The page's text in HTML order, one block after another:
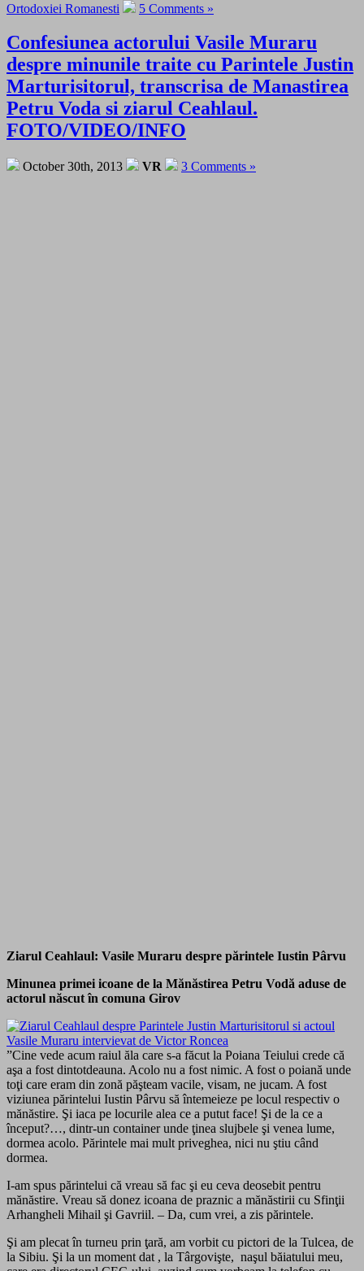
Ortodoxiei Romanesti
5 Comments »
Confesiunea actorului Vasile Muraru
despre minunile traite cu Parintele Justin
Marturisitorul, transcrisa de Manastirea
Petru Voda si ziarul Ceahlaul.
FOTO/VIDEO/INFO
October 30th, 2013 VR 3 Comments »
Ziarul Ceahlaul: Vasile Muraru despre părintele Iustin Pârvu
Minunea primei icoane de la Mănăstirea Petru Vodă aduse de
actorul născut în comuna Girov
”Cine vede acum raiul ăla care s-a făcut la Poiana Teiului crede că
aşa a fost dintotdeauna. Acolo nu a fost nimic. A fost o poiană unde
toţi care eram din zonă păşteam vacile, visam, ne jucam. A fost
viziunea părintelui Iustin Pârvu să întemeieze pe locul respectiv o
mănăstire. Şi iaca pe locurile alea ce a putut face! Şi de la ce a
început?…, dintr-un container unde ţinea slujbele şi venea lume,
dormea acolo. Părintele mai mult priveghea, nici nu ştiu când
dormea.
I-am spus părintelui că vreau să fac şi eu ceva deosebit pentru
mănăstire. Vreau să donez icoana de praznic a mănăstirii cu Sfinţii
Arhangheli Mihail şi Gavriil. – Da, cum vrei, a zis părintele.
Şi am plecat în turneu prin ţară, am vorbit cu pictori de la Tulcea, de
la Sibiu. Şi la un moment dat , la Târgovişte, naşul băiatului meu,